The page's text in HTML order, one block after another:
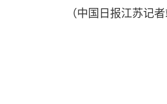
（中国日报江苏记者